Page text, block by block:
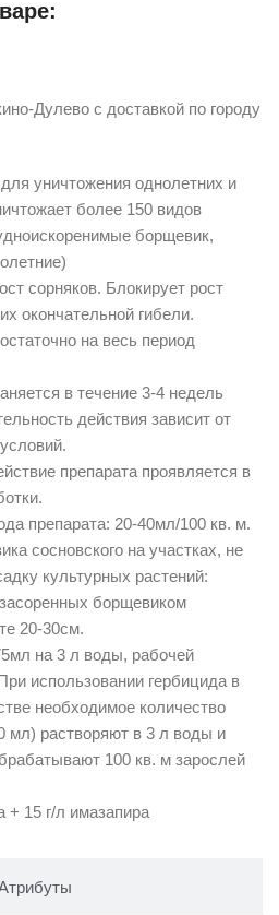
Дулево с доставкой по городу
уничтожения однолетних и
более 150 видов
борщевик,
сорняков. Блокирует рост
окончательной гибели.
на весь период
в течение 3-4 недель
действия зависит от
препарата проявляется в
препарата: 20-40мл/100 кв. м.
сосновского на участках, не
культурных растений:
борщевиком
20-30см.
на 3 л воды, рабочей
использовании гербицида в
необходимое количество
мл) растворяют в 3 л воды и
100 кв. м зарослей
+ 15 г/л имазапира